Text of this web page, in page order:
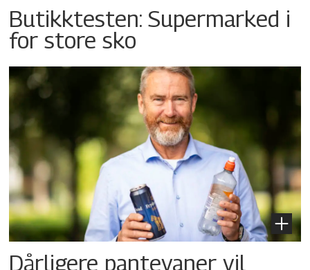
Butikktesten: Supermarked i
for store sko
Dårligere pantevaner vil